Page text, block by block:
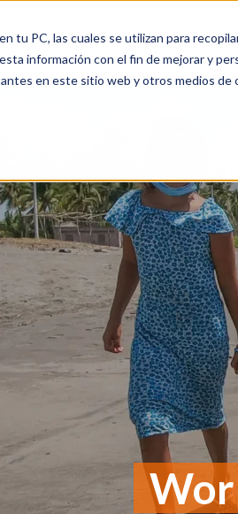
tu PC, las cuales se utilizan para
información con el fin de mejorar y
en este sitio web y otros medios de
QUIÉNES SOMOS QUÉ HACEMOS